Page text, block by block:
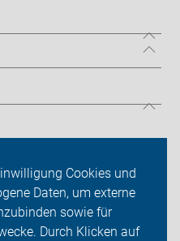
Cookies und
Daten, um externe
sowie für
Durch Klicken auf